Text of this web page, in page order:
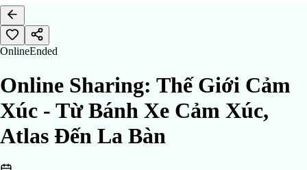
OnlineEnded
Online Sharing: Thế Giới Cảm
Xúc - Từ Bánh Xe Cảm Xúc,
Atlas Đến La Bàn